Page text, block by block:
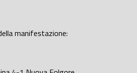
manifestazione: